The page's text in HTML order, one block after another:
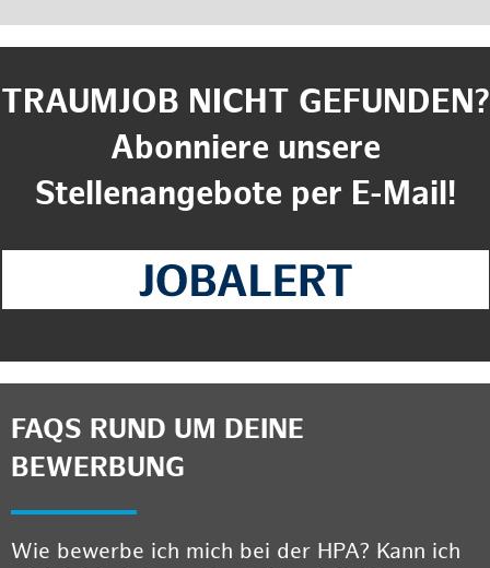
TRAUMJOB NICHT GEFUNDEN?
Abonniere unsere
Stellenangebote per E-Mail!
FAQS RUND UM DEINE
BEWERBUNG
Wie bewerbe ich mich bei der HPA? Kann ich